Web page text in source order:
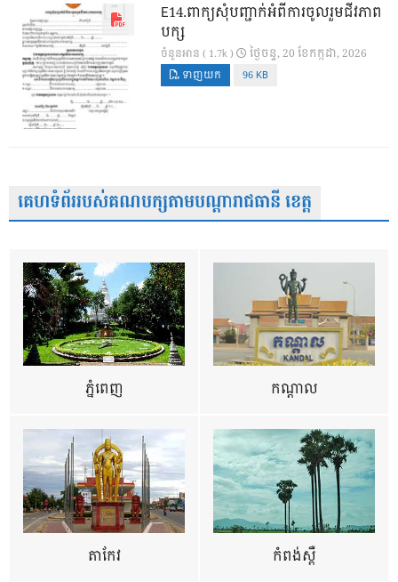
E14.ពាក្យសុំបញ្ជាក់អំពីការចូលរួមជីវភាព
បក្ស
ចំនួនអាន ( 1.7k ) ថ្ងៃ​ចន្ទ, 20 ខែ​កក្កដា, 2026
ទាញយក 96 KB
គេហទំព័ររបស់គណបក្សតាមបណ្តារាជធានី ខេត្ត
ភ្នំពេញ កណ្តាល
តាកែវ កំពង់ស្ពឺ